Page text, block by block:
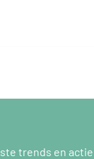
trends en